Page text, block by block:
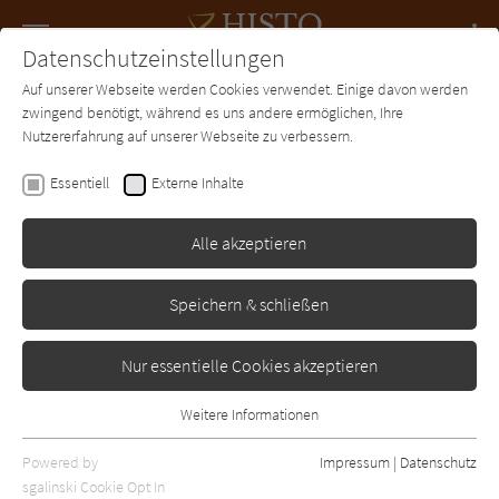
SUCHE Forum Charts Newsletter
Marie Lacrosse
Das Kaffeehaus - Bd.1:
Bewegte Jahre
Goldmann
Datenschutzeinstellungen
Auf unserer Webseite werden Cookies verwendet. Einige davon werden
zwingend benötigt, während es uns andere ermöglichen, Ihre
Nutzererfahrung auf unserer Webseite zu verbessern.
Essentiell Externe Inhalte
Alle akzeptieren
Speichern & schließen
Nur essentielle Cookies akzeptieren
Essentielle Cookies werden für grundlegende Funktionen der
Webseite benötigt. Dadurch ist gewährleistet, dass die Webseite
Weitere Informationen
Powered by
sgalinski Cookie Opt In
Impressum | Datenschutz